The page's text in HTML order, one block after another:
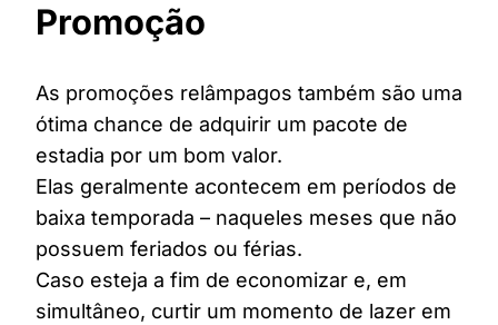
Promoção
As promoções relâmpagos também são uma
ótima chance de adquirir um pacote de
estadia por um bom valor.
Elas geralmente acontecem em períodos de
baixa temporada – naqueles meses que não
possuem feriados ou férias.
Caso esteja a fim de economizar e, em
simultâneo, curtir um momento de lazer em